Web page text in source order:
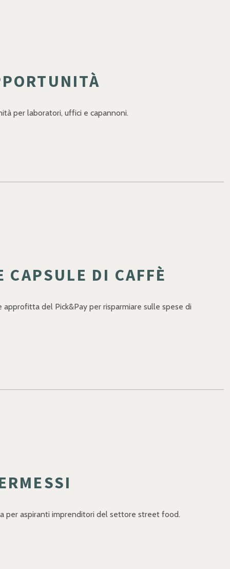
per laboratori, uffici e capannoni.
DI CAFFÈ
del Pick&Pay per risparmiare sulle spese di
per aspiranti imprenditori del settore street food.